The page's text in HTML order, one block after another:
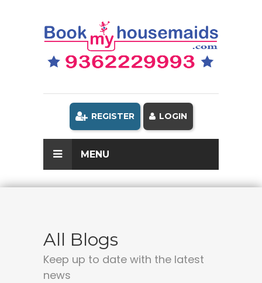
REGISTER LOGIN
MENU
All Blogs
Keep up to date with the latest
news